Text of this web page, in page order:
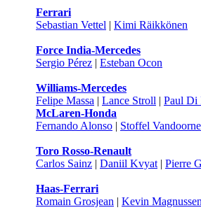
Ferrari
Sebastian Vettel | Kimi Räikkönen
Force India-Mercedes
Sergio Pérez | Esteban Ocon
Williams-Mercedes
Felipe Massa | Lance Stroll | Paul Di
McLaren-Honda
Fernando Alonso | Stoffel Vandoorne
Toro Rosso-Renault
Carlos Sainz | Daniil Kvyat | Pierre
Haas-Ferrari
Romain Grosjean | Kevin Magnussen